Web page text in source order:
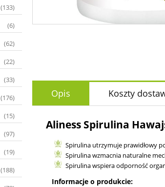
(133)
(6)
(62)
(22)
(33)
(176)
(15)
(97)
(19)
(188)
Opis Koszty
Aliness Spirulina
Spirulina utrzymuje prawidłowy
Spirulina wzmacnia naturalne
Spirulina wspiera odporność
Informacje o produkcie: